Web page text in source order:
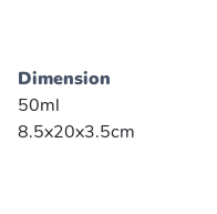
Dimension
50ml
8.5x20x3.5cm